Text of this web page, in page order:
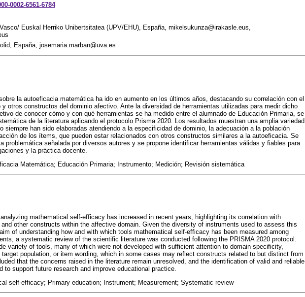
0002-6561-6784
Euskal Herriko Unibertsitatea (UPV/EHU), España, mikelsukunza@irakasle.eus,
España, josemaria.marban@uva.es
la autoeficacia matemática ha ido en aumento en los últimos años, destacando su correlación con el
y otros constructos del dominio afectivo. Ante la diversidad de herramientas utilizadas para medir dicho
de conocer cómo y con qué herramientas se ha medido entre el alumnado de Educación Primaria, se
de la literatura aplicando el protocolo Prisma 2020. Los resultados muestran una amplia variedad
siempre han sido elaboradas atendiendo a la especificidad de dominio, la adecuación a la población
de los ítems, que pueden estar relacionados con otros constructos similares a la autoeficacia. Se
problemática señalada por diversos autores y se propone identificar herramientas válidas y fiables para
y la práctica docente.
Matemática; Educación Primaria; Instrumento; Medición; Revisión sistemática
mathematical self-efficacy has increased in recent years, highlighting its correlation with
other constructs within the affective domain. Given the diversity of instruments used to assess this
of understanding how and with which tools mathematical self-efficacy has been measured among
a systematic review of the scientific literature was conducted following the PRISMA 2020 protocol.
variety of tools, many of which were not developed with sufficient attention to domain specificity,
target population, or item wording, which in some cases may reflect constructs related to but distinct from
that the concerns raised in the literature remain unresolved, and the identification of valid and reliable
to support future research and improve educational practice.
self-efficacy; Primary education; Instrument; Measurement; Systematic review